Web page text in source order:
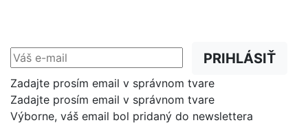
PRIHLÁSIŤ
Zadajte prosím email v správnom tvare
Zadajte prosím email v správnom tvare
Výborne, váš email bol pridaný do newslettera